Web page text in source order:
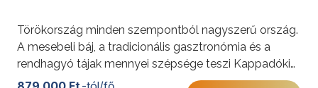
Törökország minden szempontból nagyszerű ország.
A mesebeli báj, a tradicionális gasztronómia és a
rendhagyó tájak mennyei szépsége teszi Kappadókiát
a világ minden tájáról érkező utazók kedvencévé.